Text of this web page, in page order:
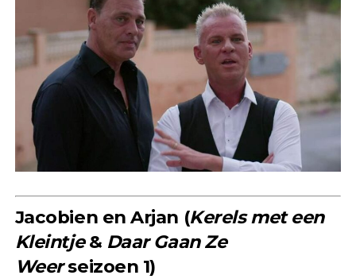
Jacobien en Arjan (Kerels met een
Kleintje& Daar Gaan Ze
Weerseizoen 1)